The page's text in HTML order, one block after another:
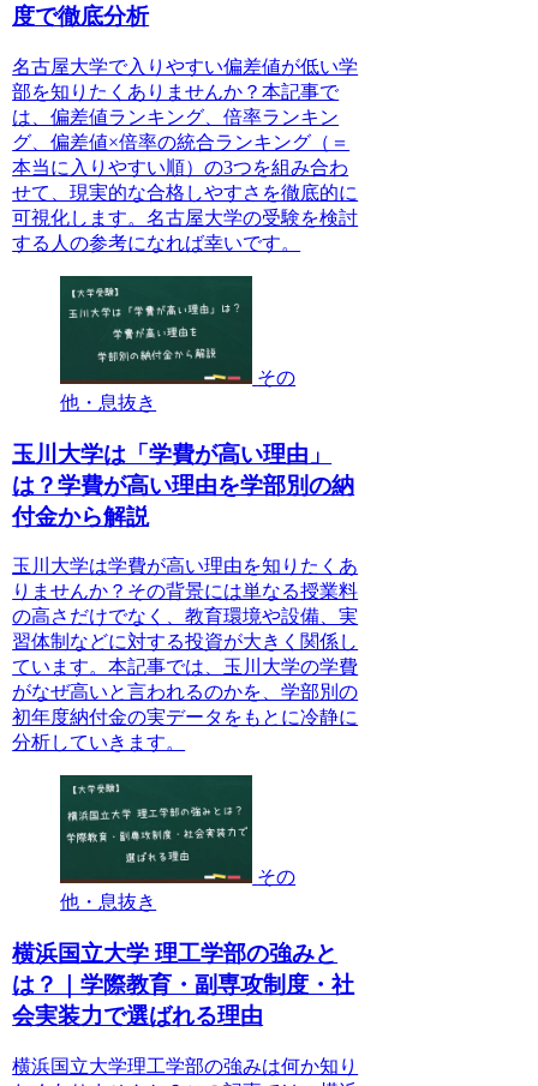
度で徹底分析
名古屋大学で入りやすい偏差値が低い学
部を知りたくありませんか？本記事で
は、偏差値ランキング、倍率ランキン
グ、偏差値×倍率の統合ランキング（＝
本当に入りやすい順）の3つを組み合わ
せて、現実的な合格しやすさを徹底的に
可視化します。名古屋大学の受験を検討
する人の参考になれば幸いです。
その
他・息抜き
玉川大学は「学費が高い理由」
は？学費が高い理由を学部別の納
付金から解説
玉川大学は学費が高い理由を知りたくあ
りませんか？その背景には単なる授業料
の高さだけでなく、教育環境や設備、実
習体制などに対する投資が大きく関係し
ています。本記事では、玉川大学の学費
がなぜ高いと言われるのかを、学部別の
初年度納付金の実データをもとに冷静に
分析していきます。
その
他・息抜き
横浜国立大学 理工学部の強みと
は？｜学際教育・副専攻制度・社
会実装力で選ばれる理由
横浜国立大学理工学部の強みは何か知り